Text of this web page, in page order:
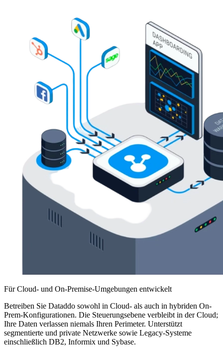
Für Cloud- und On-Premise-Umgebungen entwickelt
Betreiben Sie Dataddo sowohl in Cloud- als auch in hybriden On-
Prem-Konfigurationen. Die Steuerungsebene verbleibt in der Cloud;
Ihre Daten verlassen niemals Ihren Perimeter. Unterstützt
segmentierte und private Netzwerke sowie Legacy-Systeme
einschließlich DB2, Informix und Sybase.